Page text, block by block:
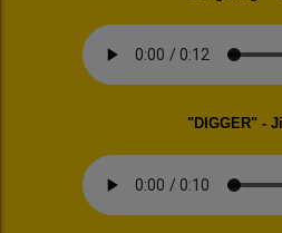
"DIGGER" -